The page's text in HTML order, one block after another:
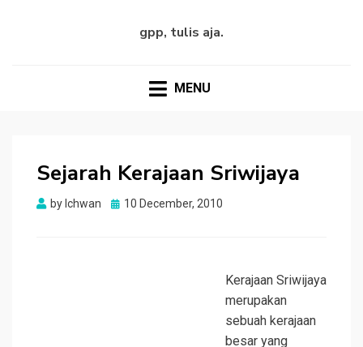
gpp, tulis aja.
MENU
Sejarah Kerajaan Sriwijaya
by Ichwan
Posted
10 December, 2010
Kerajaan Sriwijaya
merupakan
sebuah kerajaan
besar yang